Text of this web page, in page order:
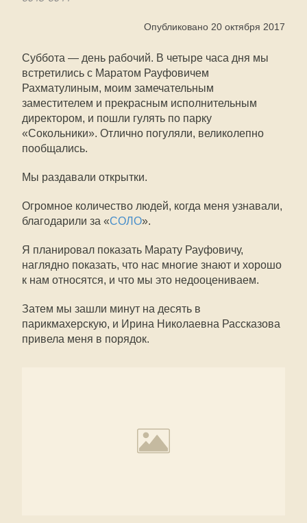
Опубликовано 20 октября 2017
Суббота — день рабочий. В четыре часа дня мы
встретились с Маратом Рауфовичем
Рахматулиным, моим замечательным
заместителем и прекрасным исполнительным
директором, и пошли гулять по парку
«Сокольники». Отлично погуляли, великолепно
пообщались.
Мы раздавали открытки.
Огромное количество людей, когда меня узнавали,
благодарили за «СОЛО».
Я планировал показать Марату Рауфовичу,
наглядно показать, что нас многие знают и хорошо
к нам относятся, и что мы это недооцениваем.
Затем мы зашли минут на десять в
парикмахерскую, и Ирина Николаевна Рассказова
привела меня в порядок.